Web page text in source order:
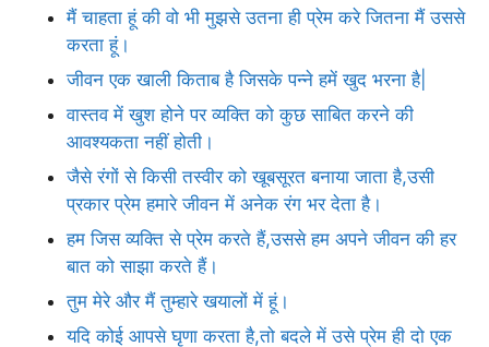
मैं चाहता हूं की वो भी मुझसे उतना ही प्रेम करे जितना मैं उससे
करता हूं।
जीवन एक खाली किताब है जिसके पन्ने हमें खुद भरना है|
वास्तव में खुश होने पर व्यक्ति को कुछ साबित करने की
आवश्यकता नहीं होती।
जैसे रंगों से किसी तस्वीर को खूबसूरत बनाया जाता है,उसी
प्रकार प्रेम हमारे जीवन में अनेक रंग भर देता है।
हम जिस व्यक्ति से प्रेम करते हैं,उससे हम अपने जीवन की हर
बात को साझा करते हैं।
तुम मेरे और मैं तुम्हारे खयालों में हूं।
यदि कोई आपसे घृणा करता है,तो बदले में उसे प्रेम ही दो एक